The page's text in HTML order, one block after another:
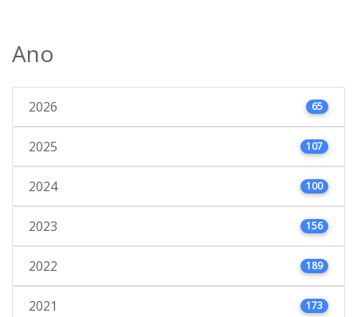
Ano
2026 65
2025 107
2024 100
2023 156
2022 189
2021 173